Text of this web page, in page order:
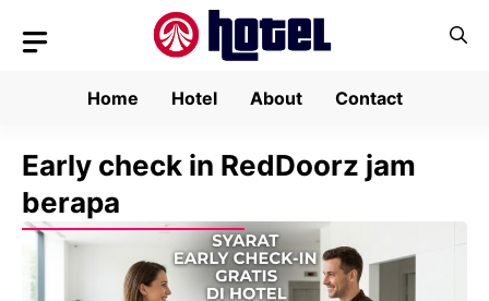
Home
Hotel About Contact
Early check in RedDoorz jam
berapa